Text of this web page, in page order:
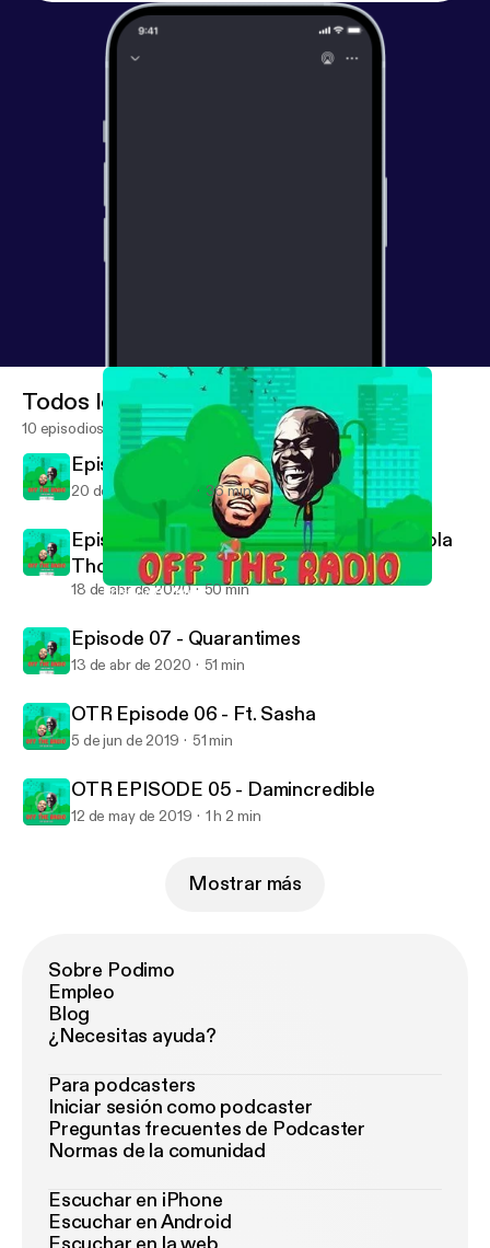
Episode 8 - Movies You Can Watch ft Shola Thompson
Todos los episodios
10 episodios
Episode 09 - Untitled
20 de jun de 2020 36 min
Episode 8 - Movies You Can Watch ft Shola
Thompson
18 de abr de 2020 50 min
Episode 07 - Quarantimes
13 de abr de 2020 51 min
OTR Episode 06 - Ft. Sasha
5 de jun de 2019 51 min
OTR EPISODE 05 - Damincredible
12 de may de 2019 1 h 2 min
Mostrar más
Sobre Podimo
Empleo
Blog
¿Necesitas ayuda?
Para podcasters
Iniciar sesión como podcaster
Preguntas frecuentes de Podcaster
Normas de la comunidad
Escuchar en iPhone
Escuchar en Android